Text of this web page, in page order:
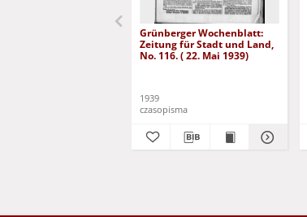
Grünberger Wochenblatt:
Zeitung für Stadt und Land,
No. 116. ( 22. Mai 1939)
1939
czasopisma